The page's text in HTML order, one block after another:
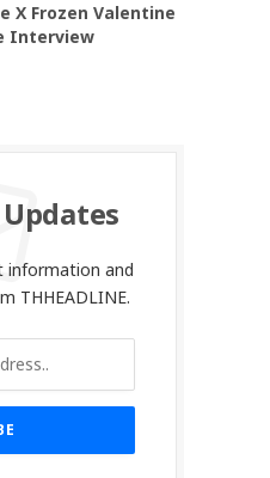
X Frozen Valentine
Interview
information and
THHEADLINE.